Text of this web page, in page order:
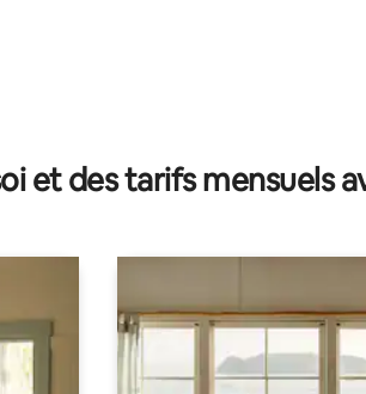
et des tarifs mensuels